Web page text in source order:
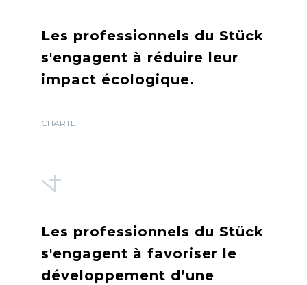
Les professionnels du Stück
s'engagent à réduire leur
impact écologique.
CHARTE
4
Les professionnels du Stück
s'engagent à favoriser le
développement d’une